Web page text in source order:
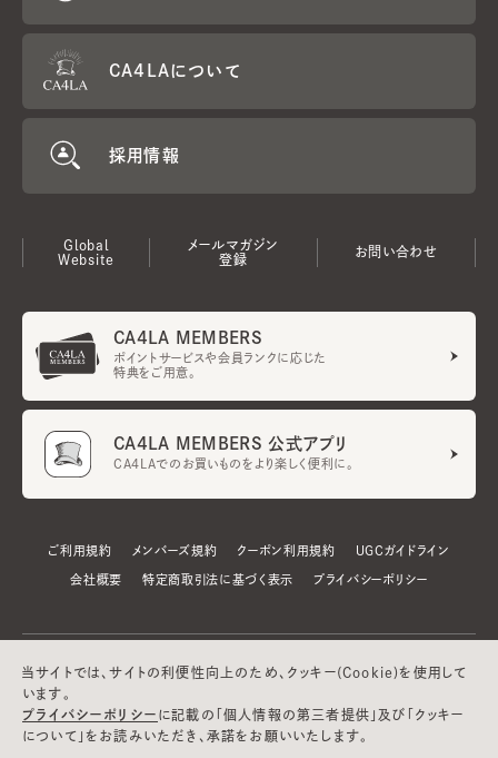
CA4LAについて
採用情報
Global
Website
メールマガジン
登録
お問い合わせ
CA4LA MEMBERS
ポイントサービスや会員ランクに応じた
特典をご用意。
CA4LA MEMBERS 公式アプリ
CA4LAでのお買いものをより楽しく便利に。
ご利用規約 メンバーズ規約 クーポン利用規約 UGCガイドライン
会社概要 特定商取引法に基づく表示 プライバシーポリシー
当サイトでは、サイトの利便性向上のため、クッキー(Cookie)を使用して
います。
プライバシーポリシー に記載の「個人情報の第三者提供」及び「クッキー
について」をお読みいただき、承諾をお願いいたします。